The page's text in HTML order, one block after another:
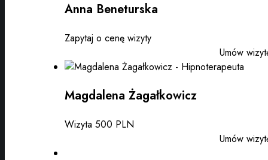
Anna Beneturska
Zapytaj o cenę wizyty
Umów
Magdalena Żagałkowicz
Wizyta 500 PLN
Umów